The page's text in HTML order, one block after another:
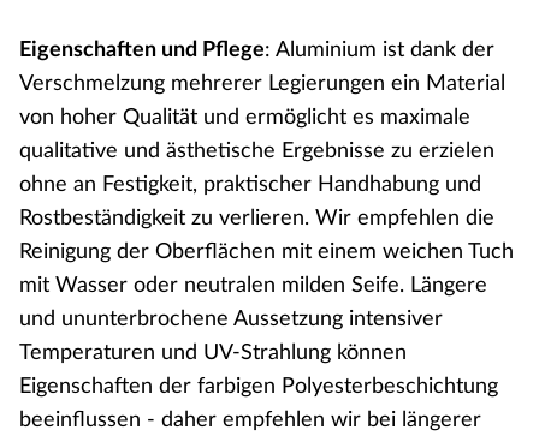
Eigenschaften und Pflege: Aluminium ist dank der
Verschmelzung mehrerer Legierungen ein Material
von hoher Qualität und ermöglicht es maximale
qualitative und ästhetische Ergebnisse zu erzielen
ohne an Festigkeit, praktischer Handhabung und
Rostbeständigkeit zu verlieren. Wir empfehlen die
Reinigung der Oberflächen mit einem weichen Tuch
mit Wasser oder neutralen milden Seife. Längere
und ununterbrochene Aussetzung intensiver
Temperaturen und UV-Strahlung können
Eigenschaften der farbigen Polyesterbeschichtung
beeinflussen - daher empfehlen wir bei längerer